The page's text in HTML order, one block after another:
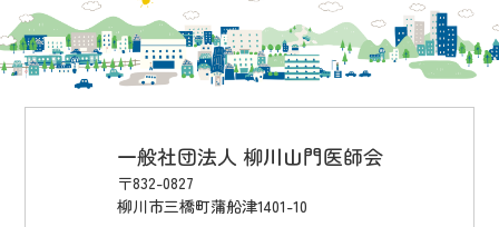
一般社団法人 柳川山門医師会
〒832-0827
柳川市三橋町蒲船津1401-10